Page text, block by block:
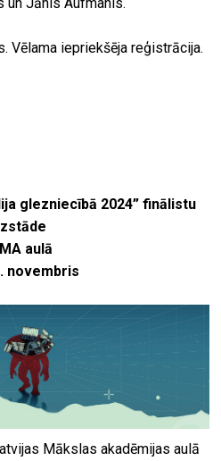
Vēlama iepriekšēja reģistrācija.
glezniecībā 2024” finālistu
aulā
novembris
Mākslas akadēmijas aulā